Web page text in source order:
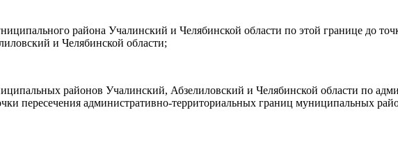
района Учалинский и Челябинской области по этой границе до
и Челябинской области;
районов Учалинский, Абзелиловский и Челябинской области по
пересечения административно-территориальных границ муниципальных